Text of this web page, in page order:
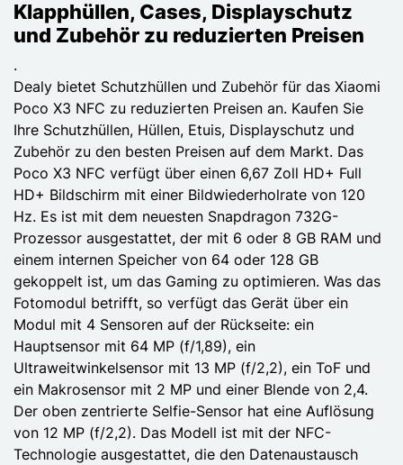
Klapphüllen, Cases, Displayschutz
und Zubehör zu reduzierten Preisen
.
Dealy bietet Schutzhüllen und Zubehör für das Xiaomi
Poco X3 NFC zu reduzierten Preisen an. Kaufen Sie
Ihre Schutzhüllen, Hüllen, Etuis, Displayschutz und
Zubehör zu den besten Preisen auf dem Markt. Das
Poco X3 NFC verfügt über einen 6,67 Zoll HD+ Full
HD+ Bildschirm mit einer Bildwiederholrate von 120
Hz. Es ist mit dem neuesten Snapdragon 732G-
Prozessor ausgestattet, der mit 6 oder 8 GB RAM und
einem internen Speicher von 64 oder 128 GB
gekoppelt ist, um das Gaming zu optimieren. Was das
Fotomodul betrifft, so verfügt das Gerät über ein
Modul mit 4 Sensoren auf der Rückseite: ein
Hauptsensor mit 64 MP (f/1,89), ein
Ultraweitwinkelsensor mit 13 MP (f/2,2), ein ToF und
ein Makrosensor mit 2 MP und einer Blende von 2,4.
Der oben zentrierte Selfie-Sensor hat eine Auflösung
von 12 MP (f/2,2). Das Modell ist mit der NFC-
Technologie ausgestattet, die den Datenaustausch